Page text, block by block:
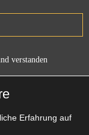
verstanden
Erfahrung auf